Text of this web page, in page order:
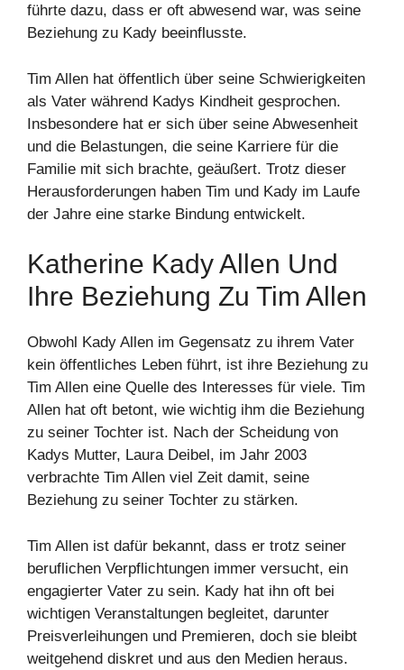
führte dazu, dass er oft abwesend war, was seine
Beziehung zu Kady beeinflusste.
Tim Allen hat öffentlich über seine Schwierigkeiten
als Vater während Kadys Kindheit gesprochen.
Insbesondere hat er sich über seine Abwesenheit
und die Belastungen, die seine Karriere für die
Familie mit sich brachte, geäußert. Trotz dieser
Herausforderungen haben Tim und Kady im Laufe
der Jahre eine starke Bindung entwickelt.
Katherine Kady Allen Und
Ihre Beziehung Zu Tim Allen
Obwohl Kady Allen im Gegensatz zu ihrem Vater
kein öffentliches Leben führt, ist ihre Beziehung zu
Tim Allen eine Quelle des Interesses für viele. Tim
Allen hat oft betont, wie wichtig ihm die Beziehung
zu seiner Tochter ist. Nach der Scheidung von
Kadys Mutter, Laura Deibel, im Jahr 2003
verbrachte Tim Allen viel Zeit damit, seine
Beziehung zu seiner Tochter zu stärken.
Tim Allen ist dafür bekannt, dass er trotz seiner
beruflichen Verpflichtungen immer versucht, ein
engagierter Vater zu sein. Kady hat ihn oft bei
wichtigen Veranstaltungen begleitet, darunter
Preisverleihungen und Premieren, doch sie bleibt
weitgehend diskret und aus den Medien heraus.